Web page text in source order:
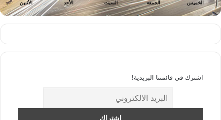
الخميس الجمعة السبت الأحد الأثنين
اشترك في قائمتنا البريدية!